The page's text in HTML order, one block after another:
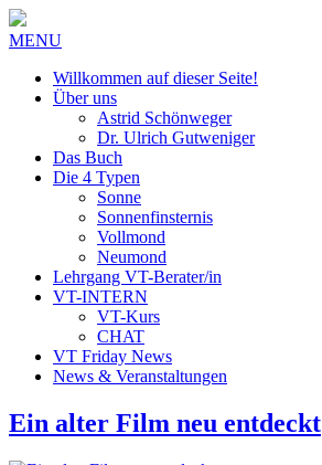
MENU
Willkommen auf dieser Seite!
Über uns
Astrid Schönweger
Dr. Ulrich Gutweniger
Das Buch
Die 4 Typen
Sonne
Sonnenfinsternis
Vollmond
Neumond
Lehrgang VT-Berater/in
VT-INTERN
VT-Kurs
CHAT
VT Friday News
News & Veranstaltungen
Ein alter Film neu entdeckt